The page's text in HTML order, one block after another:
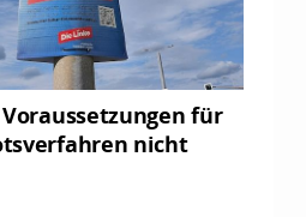
für
nicht